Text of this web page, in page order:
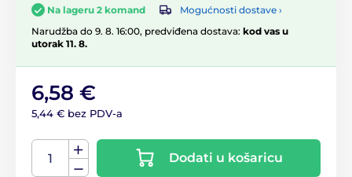
Na lageru 2 komand
Mogućnosti dostave ›
Narudžba do 9. 8. 16:00, predviđena dostava: kod vas u
utorak 11. 8.
6,58 €
5,44 € bez PDV-a
Dodati u košaricu